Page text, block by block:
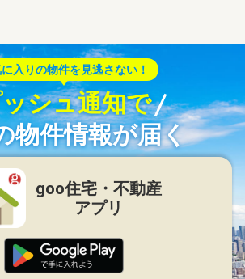
入りの物件を見逃さない！
シュ通知で
物件情報が届く
goo住宅・不動産
アプリ